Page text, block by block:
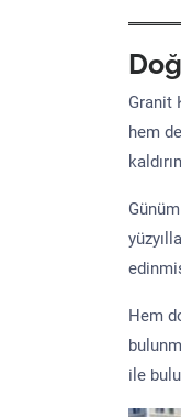
Granit
hem
Hem
ile